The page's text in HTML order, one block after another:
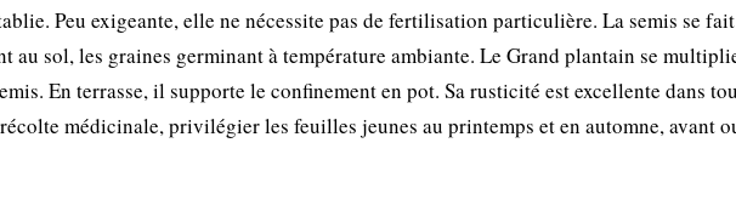
Peu exigeante, elle ne nécessite pas de fertilisation particulière. La semis se
au sol, les graines germinant à température ambiante. Le Grand plantain se
En terrasse, il supporte le confinement en pot. Sa rusticité est excellente dans
médicinale, privilégier les feuilles jeunes au printemps et en automne, avant